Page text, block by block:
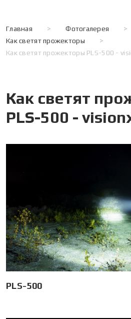
Главная > Фотогалерея
>
Как светят прожекторы
>
Как светят прожекторы PLS-500 -
Как светят
PLS-500 -
PLS-500